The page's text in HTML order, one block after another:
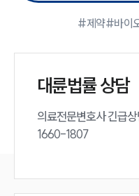
#제약#바이
대륜법률 상담
의료전문변호사 긴급
1660-1807